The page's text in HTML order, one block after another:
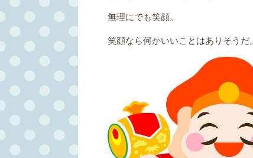
無理にでも笑顔。
笑顔なら何かいいことはありそうだ。